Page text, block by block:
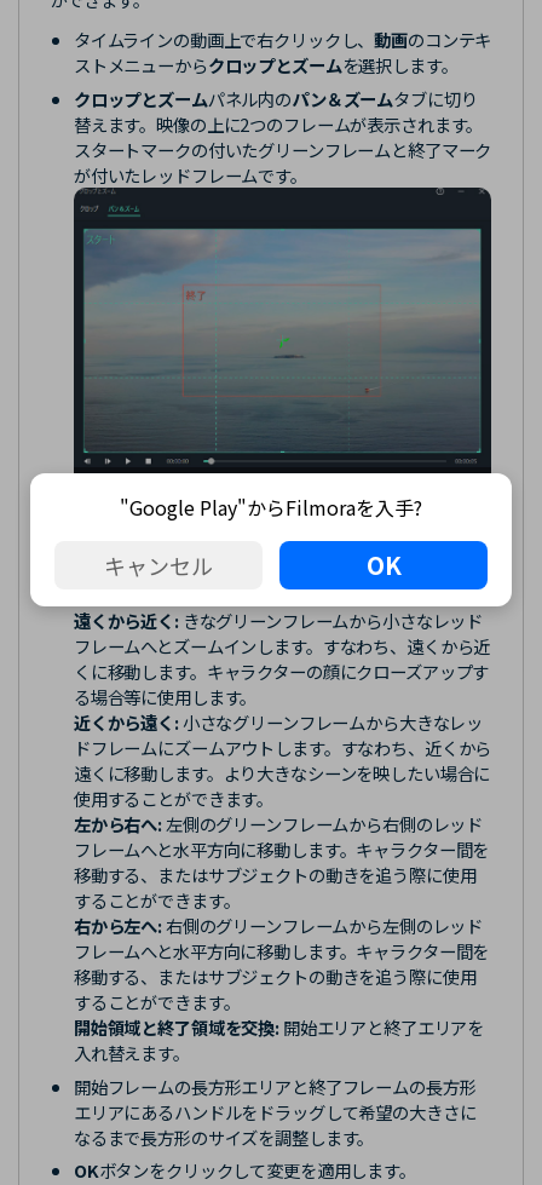
タイムラインの動画上で右クリックし、動画のコンテキ
ストメニューからクロップとズームを選択します。
クロップとズームパネル内のパン＆ズームタブに切り
替えます。映像の上に2つのフレームが表示されます。
スタートマークの付いたグリーンフレームと終了マーク
が付いたレッドフレームです。
パン＆ズーム画面
3. 右隅から5つのパン＆ズームモードを選択することが
できます。1つをクリックして素早く適用します。
遠くから近く: きなグリーンフレームから小さなレッド
フレームへとズームインします。すなわち、遠くから近
くに移動します。キャラクターの顔にクローズアップす
る場合等に使用します。
近くから遠く: 小さなグリーンフレームから大きなレッ
ドフレームにズームアウトします。すなわち、近くから
遠くに移動します。より大きなシーンを映したい場合に
使用することができます。
左から右へ:左側のグリーンフレームから右側のレッド
フレームへと水平方向に移動します。キャラクター間を
移動する、またはサブジェクトの動きを追う際に使用
することができます。
右から左へ:右側のグリーンフレームから左側のレッド
フレームへと水平方向に移動します。キャラクター間を
移動する、またはサブジェクトの動きを追う際に使用
することができます。
開始領域と終了領域を交換: 開始エリアと終了エリアを
入れ替えます。
開始フレームの長方形エリアと終了フレームの長方形
エリアにあるハンドルをドラッグして希望の大きさに
なるまで長方形のサイズを調整します。
OKボタンをクリックして変更を適用します。
"Google Play"からFilmoraを入手?
キャンセル OK